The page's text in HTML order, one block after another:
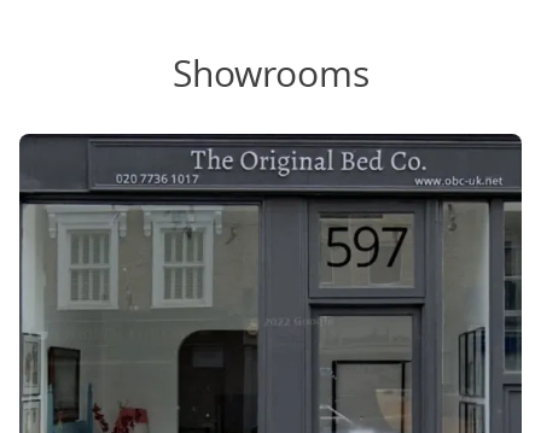
Showrooms